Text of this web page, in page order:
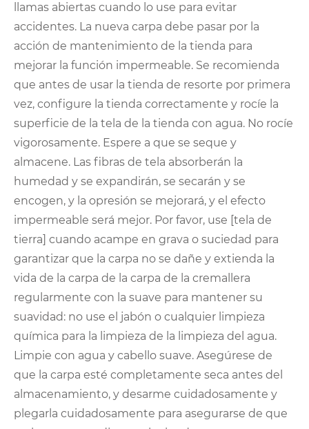
llamas abiertas cuando lo use para evitar
accidentes. La nueva carpa debe pasar por la
acción de mantenimiento de la tienda para
mejorar la función impermeable. Se recomienda
que antes de usar la tienda de resorte por primera
vez, configure la tienda correctamente y rocíe la
superficie de la tela de la tienda con agua. No rocíe
vigorosamente. Espere a que se seque y
almacene. Las fibras de tela absorberán la
humedad y se expandirán, se secarán y se
encogen, y la opresión se mejorará, y el efecto
impermeable será mejor. Por favor, use [tela de
tierra] cuando acampe en grava o suciedad para
garantizar que la carpa no se dañe y extienda la
vida de la carpa de la carpa de la cremallera
regularmente con la suave para mantener su
suavidad: no use el jabón o cualquier limpieza
química para la limpieza de la limpieza del agua.
Limpie con agua y cabello suave. Asegúrese de
que la carpa esté completamente seca antes del
almacenamiento, y desarme cuidadosamente y
plegarla cuidadosamente para asegurarse de que